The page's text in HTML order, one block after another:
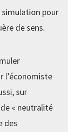
pour
de sens.
l’économiste
sur
« neutralité
des